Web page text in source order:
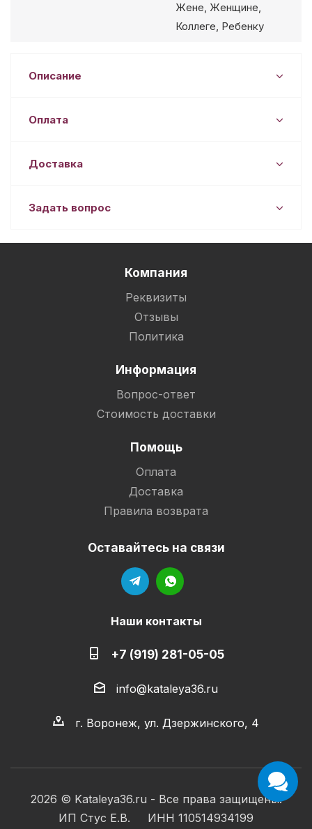
Жене, Женщине,
Коллеге, Ребенку
Описание
Оплата
Доставка
Задать вопрос
Компания
Реквизиты
Отзывы
Политика
Информация
Вопрос-ответ
Стоимость доставки
Помощь
Оплата
Доставка
Правила возврата
Оставайтесь на связи
Наши контакты
+7 (919) 281-05-05
info@kataleya36.ru
г. Воронеж, ул. Дзержинского, 4
2026 © Kataleya36.ru - Все права защищены.
ИП Стус Е.В. ИНН 110514934199